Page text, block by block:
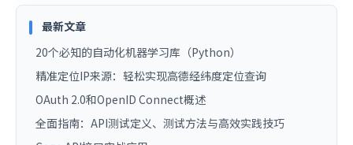
最新文章
20个必知的自动化机器学习库（Python）
精准定位IP来源：轻松实现高德经纬度定位查询
OAuth 2.0和OpenID Connect概述
全面指南：API测试定义、测试方法与高效实践技巧